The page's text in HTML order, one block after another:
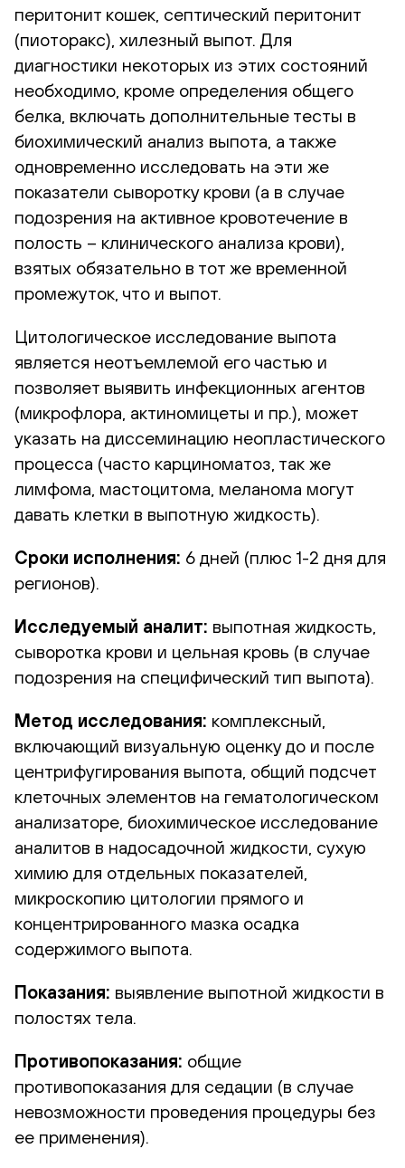
перитонит кошек, септический перитонит
(пиоторакс), хилезный выпот. Для
диагностики некоторых из этих состояний
необходимо, кроме определения общего
белка, включать дополнительные тесты в
биохимический анализ выпота, а также
одновременно исследовать на эти же
показатели сыворотку крови (а в случае
подозрения на активное кровотечение в
полость – клинического анализа крови),
взятых обязательно в тот же временной
промежуток, что и выпот.
Цитологическое исследование выпота
является неотъемлемой его частью и
позволяет выявить инфекционных агентов
(микрофлора, актиномицеты и пр.), может
указать на диссеминацию неопластического
процесса (часто карциноматоз, так же
лимфома, мастоцитома, меланома могут
давать клетки в выпотную жидкость).
Сроки исполнения: 6 дней (плюс 1-2 дня для
регионов).
Исследуемый аналит: выпотная жидкость,
сыворотка крови и цельная кровь (в случае
подозрения на специфический тип выпота).
Метод исследования: комплексный,
включающий визуальную оценку до и после
центрифугирования выпота, общий подсчет
клеточных элементов на гематологическом
анализаторе, биохимическое исследование
аналитов в надосадочной жидкости, сухую
химию для отдельных показателей,
микроскопию цитологии прямого и
концентрированного мазка осадка
содержимого выпота.
Показания: выявление выпотной жидкости в
полостях тела.
Противопоказания: общие
противопоказания для седации (в случае
невозможности проведения процедуры без
ее применения).